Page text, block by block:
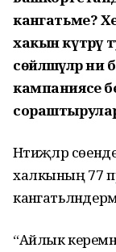
канәгатьме?
хакын күтәрү
сөйләшүләр
кампаниясе
сораштырулар
Нәтиҗәләр
халкының 77
“Айлык